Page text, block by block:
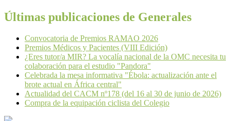
Últimas publicaciones de Generales
Convocatoria de Premios RAMAO 2026
Premios Médicos y Pacientes (VIII Edición)
¿Eres tutor/a MIR? La vocalía nacional de la OMC necesita tu
colaboración para el estudio "Pandora"
Celebrada la mesa informativa "Ébola: actualización ante el
brote actual en África central"
Actualidad del CACM nº178 (del 16 al 30 de junio de 2026)
Compra de la equipación ciclista del Colegio